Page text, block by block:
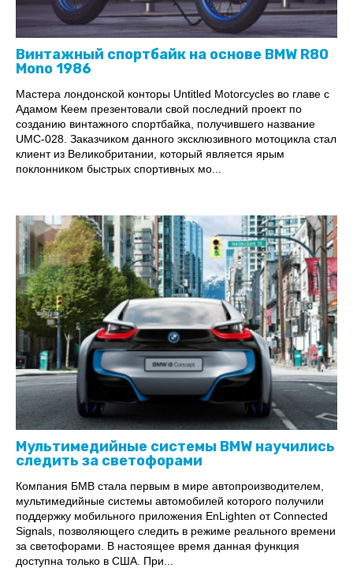
Винтажный спортбайк на основе BMW R80
Mono 1986
Мастера лондонской конторы Untitled Motorcycles во главе с
Адамом Кеем презентовали свой последний проект по
созданию винтажного спортбайка, получившего название
UMC-028. Заказчиком данного эксклюзивного мотоцикла стал
клиент из Великобритании, который является ярым
поклонником быстрых спортивных мо...
Мультимедийные системы BMW научились
следить за светофорами
Компания БМВ стала первым в мире автопроизводителем,
мультимедийные системы автомобилей которого получили
поддержку мобильного приложения EnLighten от Connected
Signals, позволяющего следить в режиме реального времени
за светофорами. В настоящее время данная функция
доступна только в США. При...